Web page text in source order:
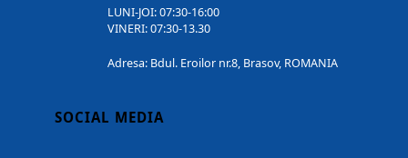
LUNI-JOI: 07:30-16:00
VINERI: 07:30-13.30
Adresa: Bdul. Eroilor nr.8, Brasov, ROMANIA
SOCIAL MEDIA